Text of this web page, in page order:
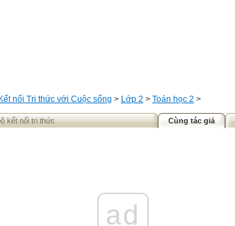
Kết nối Tri thức với Cuộc sống > Lớp 2 > Toán học 2 >
kết nối tri thức Cùng tác giả
ad